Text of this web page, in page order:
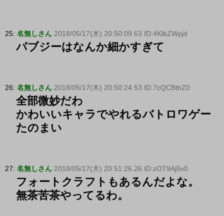
25: 名無しさん 2018/05/17(木) 20:50:09.63 ID:4KlbZWpjd
パブジーはなんか細かすぎて
26: 名無しさん 2018/05/17(木) 20:50:24.53 ID:7cQCBthZ0
全部微妙だわ
かわいいキャラでやれるバトロワゲー
たのまい
27: 名無しさん 2018/05/17(木) 20:51:26.26 ID:zOT9Aj5v0
フォートクラフトもあるんだよな。
無茶苦茶やってるわ。